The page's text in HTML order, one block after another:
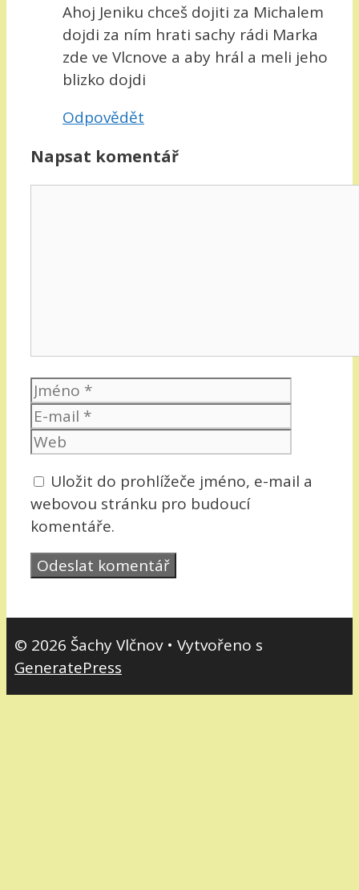
Ahoj Jeniku chceš dojiti za Michalem
dojdi za ním hrati sachy rádi Marka
zde ve Vlcnove a aby hrál a meli jeho
blizko dojdi
Odpovědět
Napsat komentář
Jméno
mail
Uložit do prohlížeče jméno, e-mail a
webovou stránku pro budoucí
komentáře.
© 2026 Šachy Vlčnov• Vytvořeno s
GeneratePress